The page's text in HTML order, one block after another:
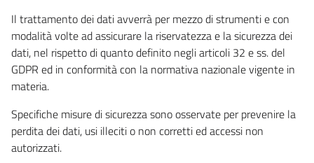
Il trattamento dei dati avverrà per mezzo di strumenti e con
modalità volte ad assicurare la riservatezza e la sicurezza dei
dati, nel rispetto di quanto definito negli articoli 32 e ss. del
GDPR ed in conformità con la normativa nazionale vigente in
materia.
Specifiche misure di sicurezza sono osservate per prevenire la
perdita dei dati, usi illeciti o non corretti ed accessi non
autorizzati.